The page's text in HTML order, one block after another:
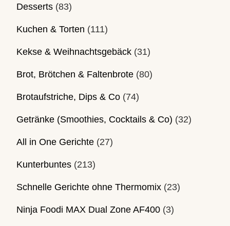
Desserts (83)
Kuchen & Torten (111)
Kekse & Weihnachtsgebäck (31)
Brot, Brötchen & Faltenbrote (80)
Brotaufstriche, Dips & Co (74)
Getränke (Smoothies, Cocktails & Co) (32)
All in One Gerichte (27)
Kunterbuntes (213)
Schnelle Gerichte ohne Thermomix (23)
Ninja Foodi MAX Dual Zone AF400 (3)